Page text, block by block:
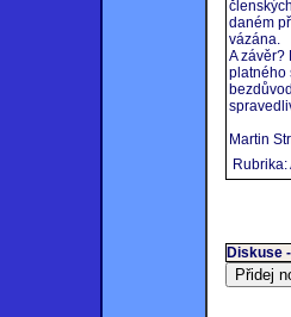
daném
vázána.
A závěr?
platného
Martin
Diskuse